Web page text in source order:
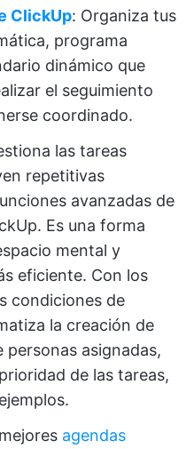
ClickUp: Organiza tus
programa
dinámico que
el seguimiento
coordinado.
las tareas
repetitivas
avanzadas de
Es una forma
mental y
eficiente. Con los
condiciones de
la creación de
personas asignadas,
de las tareas,
agendas